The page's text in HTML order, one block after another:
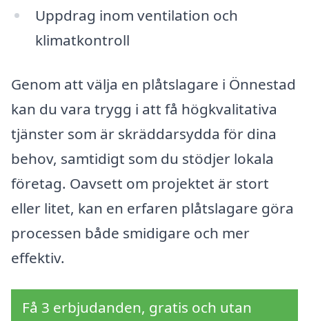
Uppdrag inom ventilation och
klimatkontroll
Genom att välja en plåtslagare i Önnestad
kan du vara trygg i att få högkvalitativa
tjänster som är skräddarsydda för dina
behov, samtidigt som du stödjer lokala
företag. Oavsett om projektet är stort
eller litet, kan en erfaren plåtslagare göra
processen både smidigare och mer
effektiv.
Få 3 erbjudanden, gratis och utan